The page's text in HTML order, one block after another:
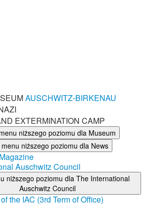
AUSCHWITZ-BIRKENAU
EXTERMINATION CAMP
niższego poziomu dla Museum
menu niższego poziomu dla News
Auschwitz Council
niższego poziomu dla The International
Auschwitz Council
the IAC (3rd Term of Office)